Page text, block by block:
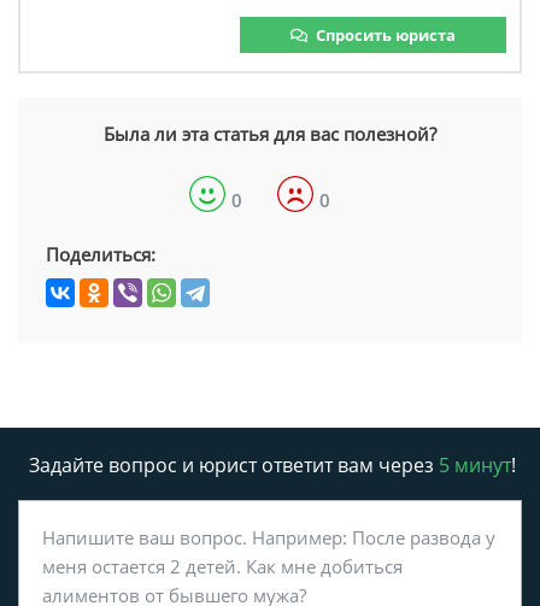
Спросить юриста
Была ли эта статья для вас полезной?
0 0
Поделиться:
Задайте вопрос и юрист ответит вам через 5 минут!